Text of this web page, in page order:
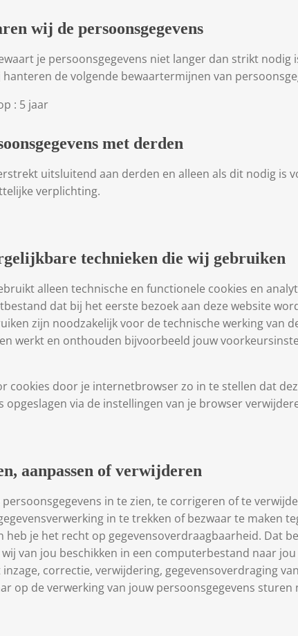
wij de persoonsgegevens
je persoonsgegevens niet langer dan strikt nodig
de volgende bewaartermijnen van
: 5 jaar
met derden
uitsluitend aan derden en alleen als dit nodig is
verplichting.
technieken die wij gebruiken
alleen technische en functionele cookies en
dat bij het eerste bezoek aan deze website
zijn noodzakelijk voor de technische werking van
werkt en onthouden bijvoorbeeld jouw
cookies door je internetbrowser zo in te stellen dat
via de instellingen van je browser
aanpassen of verwijderen
in te zien, te corrigeren of te
in te trekken of bezwaar te maken
heb je het recht op gegevensoverdraagbaarheid. Dat
van jou beschikken in een computerbestand naar
inzage, correctie, verwijdering, gegevensoverdraging
op de verwerking van jouw persoonsgegevens